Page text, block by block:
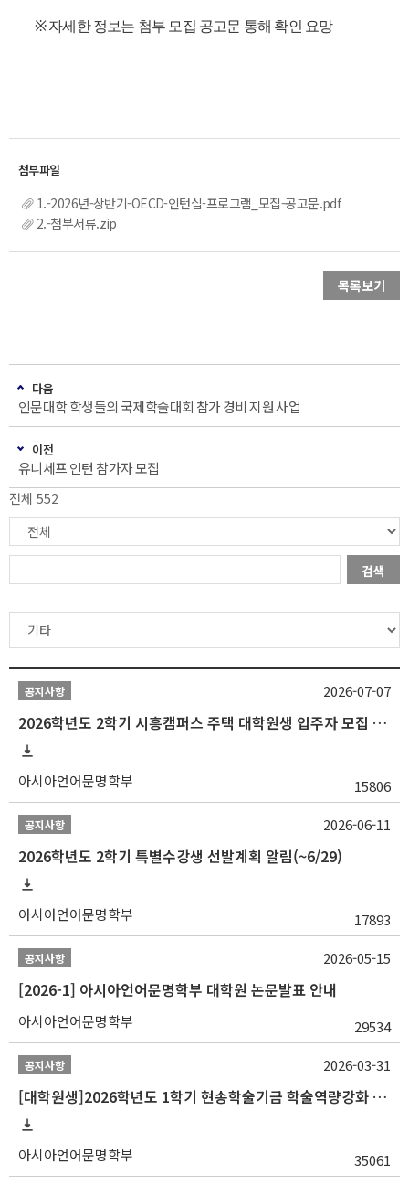
※ 자세한 정보는 첨부 모집 공고문 통해 확인 요망
1.-2026년-상반기-OECD-인턴십-프로그램_모집-공고문.pdf
2.-첨부서류.zip
목록보기
다음
인문대학 학생들의 국제학술대회 참가 경비 지원 사업
이전
유니세프 인턴 참가자 모집
전체 552
검색
공지사항
2026학년도 2학기 시흥캠퍼스 주택 대학원생 입주자 모집 안내
아시아언어문명학부 15806
2026-07-07
공지사항
2026학년도 2학기 특별수강생 선발계획 알림(~6/29)
아시아언어문명학부 17893
2026-06-11
공지사항
[2026-1] 아시아언어문명학부 대학원 논문발표 안내
아시아언어문명학부 29534
2026-05-15
공지사항
[대학원생]2026학년도 1학기 현송학술기금 학술역량강화 사업 안내
아시아언어문명학부 35061
2026-03-31